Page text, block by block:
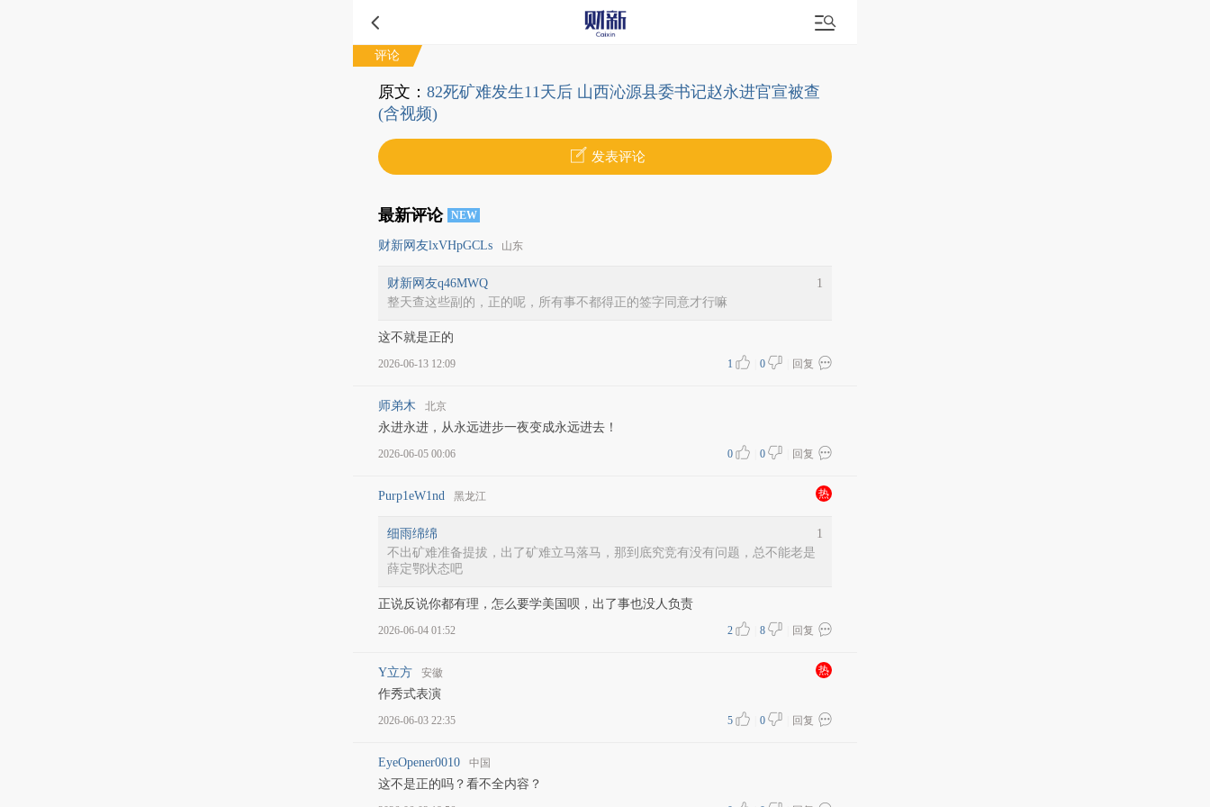
评论
原文： 82死矿难发生11天后 山西沁源县委书记赵永进官宣被查
(含视频)
发表评论
最新评论 NEW
财新网友lxVHpGCLs 山东
财新网友q46MWQ
整天查这些副的，正的呢，所有事不都得正的签字同意才行嘛
1
这不就是正的
2026-06-13 12:09 回复
0
1
师弟木 北京
永进永进，从永远进步一夜变成永远进去！
2026-06-05 00:06 回复
0
0
Purp1eW1nd 黑龙江 热
细雨绵绵
不出矿难准备提拔，出了矿难立马落马，那到底究竞有没有问题，总不能老是
薛定鄂状态吧
1
正说反说你都有理，怎么要学美国呗，出了事也没人负责
2026-06-04 01:52 回复
8
2
Y立方 安徽 热
作秀式表演
2026-06-03 22:35 回复
0
5
EyeOpener0010 中国
这不是正的吗？看不全内容？